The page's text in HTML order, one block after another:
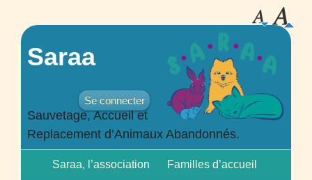
Saraa
Se connecter
Sauvetage, Accueil et
Replacement d’Animaux Abandonnés.
Saraa, l’association Familles d’accueil